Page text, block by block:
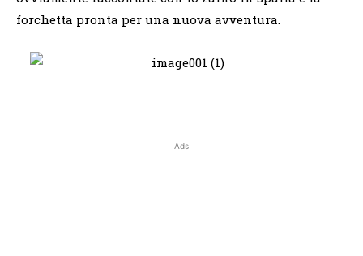
forchetta pronta per una nuova avventura.
Ads